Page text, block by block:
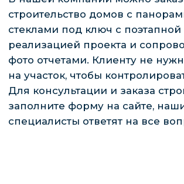
Гарантии
Условия оплаты
* «деятельность компании Meta Platforms Inc.
запрещена на территории Российской Федерации
по основаниям осуществления экстремистской
деятельности».
Политика конфиденциальных данных
Согласие на обработку персональных данных